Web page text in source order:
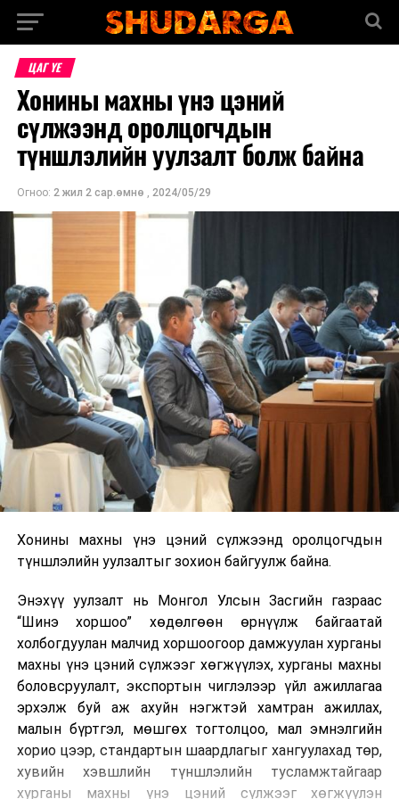
ЦАГ ҮЕ
Хонины махны үнэ цэний
сүлжээнд оролцогчдын
түншлэлийн уулзалт болж байна
Огноо: 2 жил 2 сар.өмнө , 2024/05/29
Хонины махны үнэ цэний сүлжээнд оролцогчдын
түншлэлийн уулзалтыг зохион байгуулж байна.
Энэхүү уулзалт нь Монгол Улсын Засгийн газраас
“Шинэ хоршоо” хөдөлгөөн өрнүүлж байгаатай
холбогдуулан малчид хоршоогоор дамжуулан хурганы
махны үнэ цэний сүлжээг хөгжүүлэх, хурганы махны
боловсруулалт, экспортын чиглэлээр үйл ажиллагаа
эрхэлж буй аж ахуйн нэгжтэй хамтран ажиллах,
малын бүртгэл, мөшгөх тогтолцоо, мал эмнэлгийн
хорио цээр, стандартын шаардлагыг хангуулахад төр,
хувийн хэвшлийн түншлэлийн тусламжтайгаар
хурганы махны үнэ цэний сүлжээг хөгжүүлэн